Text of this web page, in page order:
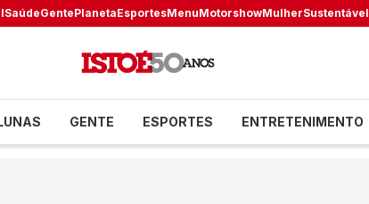
SaúdeGentePlanetaEsportesMenuMotorshowMulherSustentável
GENTE ESPORTES ENTRETENIMENTO